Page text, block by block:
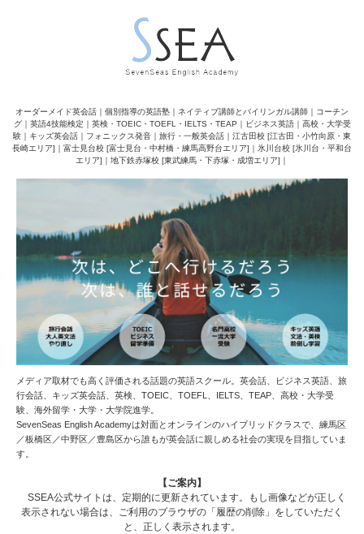
オーダーメイド英会話｜個別指導の英語塾｜ネイティブ講師とバイリンガル講師｜コーチン
グ｜英語4技能検定｜英検・TOEIC・TOEFL・IELTS・TEAP｜ビジネス英語｜高校・大学受
験｜キッズ英会話｜フォニックス発音｜旅行・一般英会話｜江古田校 [江古田・小竹向原・東
長崎エリア]｜富士見台校 [富士見台・中村橋・練馬高野台エリア]｜氷川台校 [氷川台・平和台
エリア]｜地下鉄赤塚校 [東武練馬・下赤塚・成増エリア]｜
メディア取材でも高く評価される話題の英語スクール。英会話、ビジネス英語、旅
行会話、キッズ英会話、英検、TOEIC、TOEFL、IELTS、TEAP、高校・大学受
験、海外留学・大学・大学院進学。
SevenSeas English Academyは対面とオンラインのハイブリッドクラスで、練馬区
／板橋区／中野区／豊島区から誰もが英会話に親しめる社会の実現を目指していま
す。
【ご案内】
SSEA公式サイトは、定期的に更新されています。もし画像などが正しく
表示されない場合は、ご利用のブラウザの「履歴の削除」をしていただく
と、正しく表示されます。